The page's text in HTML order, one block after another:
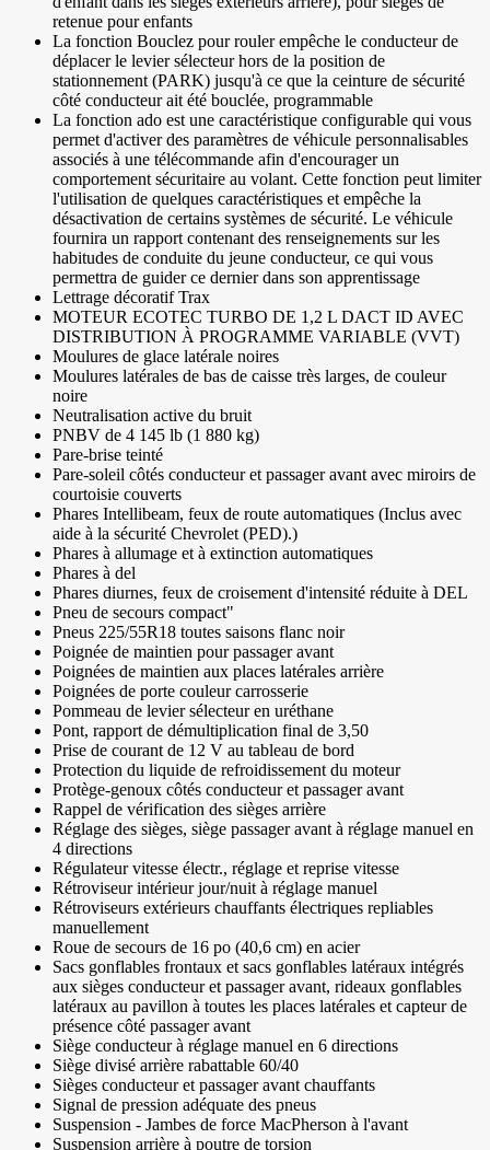
retenue pour enfants
La fonction Bouclez pour rouler empêche le conducteur de
déplacer le levier sélecteur hors de la position de
stationnement (PARK) jusqu'à ce que la ceinture de sécurité
côté conducteur ait été bouclée, programmable
La fonction ado est une caractéristique configurable qui vous
permet d'activer des paramètres de véhicule personnalisables
associés à une télécommande afin d'encourager un
comportement sécuritaire au volant. Cette fonction peut limiter
l'utilisation de quelques caractéristiques et empêche la
désactivation de certains systèmes de sécurité. Le véhicule
fournira un rapport contenant des renseignements sur les
habitudes de conduite du jeune conducteur, ce qui vous
permettra de guider ce dernier dans son apprentissage
Lettrage décoratif Trax
MOTEUR ECOTEC TURBO DE 1,2 L DACT ID AVEC
DISTRIBUTION À PROGRAMME VARIABLE (VVT)
Moulures de glace latérale noires
Moulures latérales de bas de caisse très larges, de couleur
noire
Neutralisation active du bruit
PNBV de 4 145 lb (1 880 kg)
Pare-brise teinté
Pare-soleil côtés conducteur et passager avant avec miroirs de
courtoisie couverts
Phares Intellibeam, feux de route automatiques (Inclus avec
aide à la sécurité Chevrolet (PED).)
Phares à allumage et à extinction automatiques
Phares à del
Phares diurnes, feux de croisement d'intensité réduite à DEL
Pneu de secours compact"
Pneus 225/55R18 toutes saisons flanc noir
Poignée de maintien pour passager avant
Poignées de maintien aux places latérales arrière
Poignées de porte couleur carrosserie
Pommeau de levier sélecteur en uréthane
Pont, rapport de démultiplication final de 3,50
Prise de courant de 12 V au tableau de bord
Protection du liquide de refroidissement du moteur
Protège-genoux côtés conducteur et passager avant
Rappel de vérification des sièges arrière
Réglage des sièges, siège passager avant à réglage manuel en
4 directions
Régulateur vitesse électr., réglage et reprise vitesse
Rétroviseur intérieur jour/nuit à réglage manuel
Rétroviseurs extérieurs chauffants électriques repliables
manuellement
Roue de secours de 16 po (40,6 cm) en acier
Sacs gonflables frontaux et sacs gonflables latéraux intégrés
aux sièges conducteur et passager avant, rideaux gonflables
latéraux au pavillon à toutes les places latérales et capteur de
présence côté passager avant
Siège conducteur à réglage manuel en 6 directions
Siège divisé arrière rabattable 60/40
Sièges conducteur et passager avant chauffants
Signal de pression adéquate des pneus
Suspension - Jambes de force MacPherson à l'avant
Suspension arrière à poutre de torsion